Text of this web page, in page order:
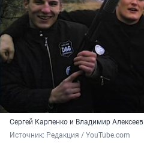
Сергей Карпенко и Владимир Алексеев
Источник: Редакция / YouTube.com